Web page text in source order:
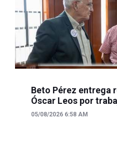
Beto Pérez entrega
Óscar Leos por
05/08/2026 6:58 AM